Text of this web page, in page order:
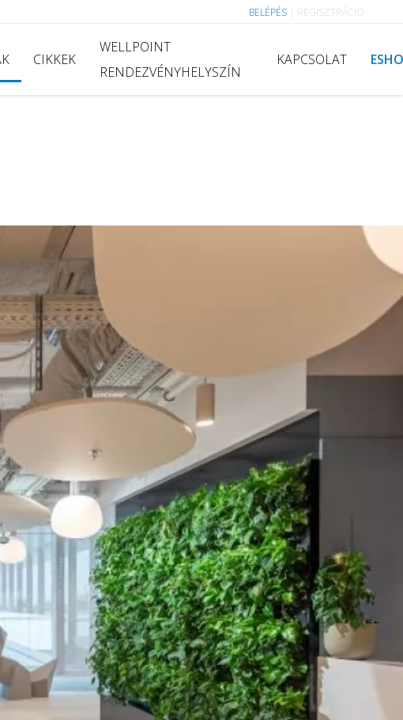
BELÉPÉS REGISZTRÁCIÓ
CIKKEK
WELLPOINT
RENDEZVÉNYHELYSZÍN
KAPCSOLAT